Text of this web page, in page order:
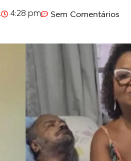
4:28 pm Sem Comentários